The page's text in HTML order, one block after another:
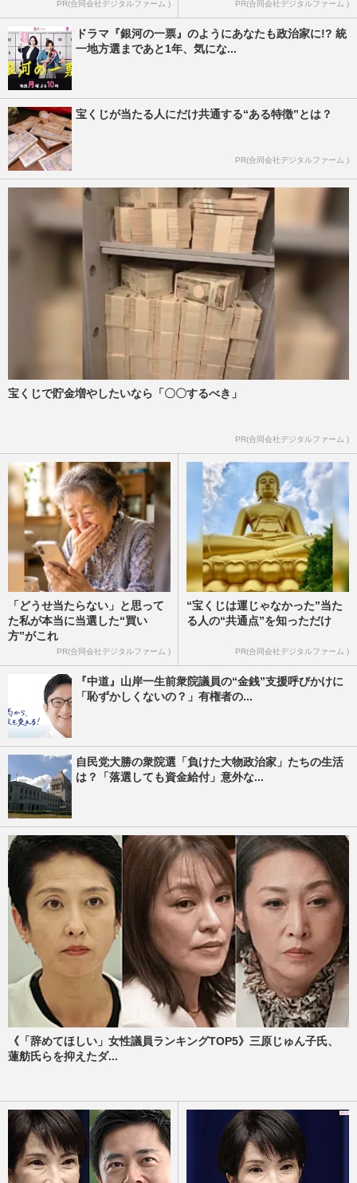
PR(合同会社デジタルファーム ) PR(合同会社デジタルファーム )
ドラマ『銀河の一票』のようにあなたも政治家に!? 統
一地方選まであと1年、気にな...
宝くじが当たる人にだけ共通する“ある特徴”とは？
PR(合同会社デジタルファーム )
宝くじで貯金増やしたいなら「〇〇するべき」
PR(合同会社デジタルファーム )
「どうせ当たらない」と思って
た私が本当に当選した“買い
方”がこれ
PR(合同会社デジタルファーム )
“宝くじは運じゃなかった”当た
る人の“共通点”を知っただけ
PR(合同会社デジタルファーム )
『中道』山岸一生前衆院議員の“金銭”支援呼びかけに
「恥ずかしくないの？」有権者の...
自民党大勝の衆院選「負けた大物政治家」たちの生活
は？「落選しても資金給付」意外な...
《「辞めてほしい」女性議員ランキングTOP5》三原じゅん子氏、
蓮舫氏らを抑えたダ...